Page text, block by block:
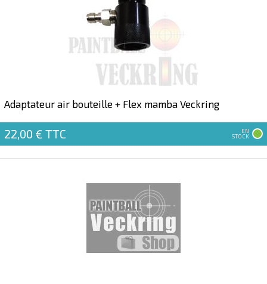
Adaptateur air bouteille + Flex mamba Veckring
22,00 € TTC EN
STOCK